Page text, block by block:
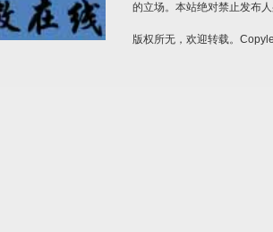
的立场。本站绝对禁止发布
版权所无，欢迎转载。